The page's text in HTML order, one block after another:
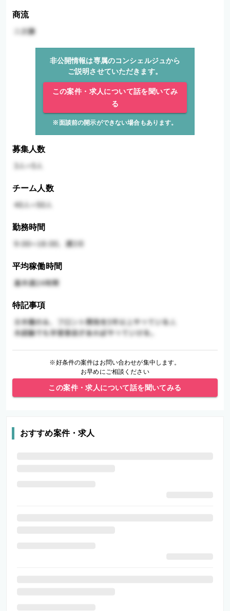
商流
非公開情報は専属のコンシェルジュから
ご説明させていただきます。
この案件・求人について話を聞いてみ
る
※面談前の開示ができない場合もあります。
募集人数
チーム人数
勤務時間
平均稼働時間
特記事項
※好条件の案件はお問い合わせが集中します。
お早めにご相談ください
この案件・求人について話を聞いてみる
おすすめ案件・求人